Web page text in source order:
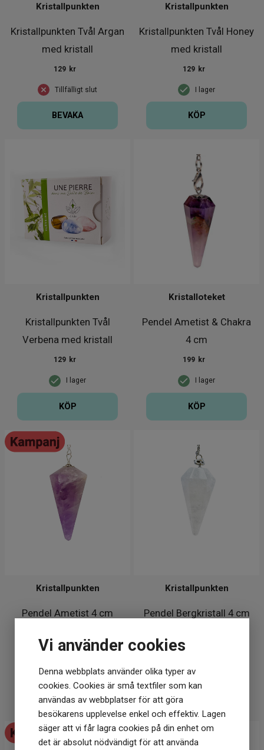
Vi använder cookies
Denna webbplats använder olika typer av
cookies. Cookies är små textfiler som kan
användas av webbplatser för att göra
besökarens upplevelse enkel och effektiv. Lagen
säger att vi får lagra cookies på din enhet om
det är absolut nödvändigt för att använda
Kristallpunkten Tvål Argan
med kristall
Kristallpunkten
Tillfälligt slut
129 kr
BEVAKA
Kristallpunkten Tvål Honey
med kristall
Kristallpunkten
I lager
129 kr
KÖP
Kristallpunkten Tvål
Verbena med kristall
Kristallpunkten
I lager
129 kr
KÖP
Pendel Ametist & Chakra
4 cm
Kristalloteket
I lager
199 kr
KÖP
Pendel Ametist 4 cm
Kristallpunkten
I lager
104 kr 149 kr
KÖP
Pendel Bergkristall 4 cm
Kristallpunkten
Tillfälligt slut
129
BEVAKA